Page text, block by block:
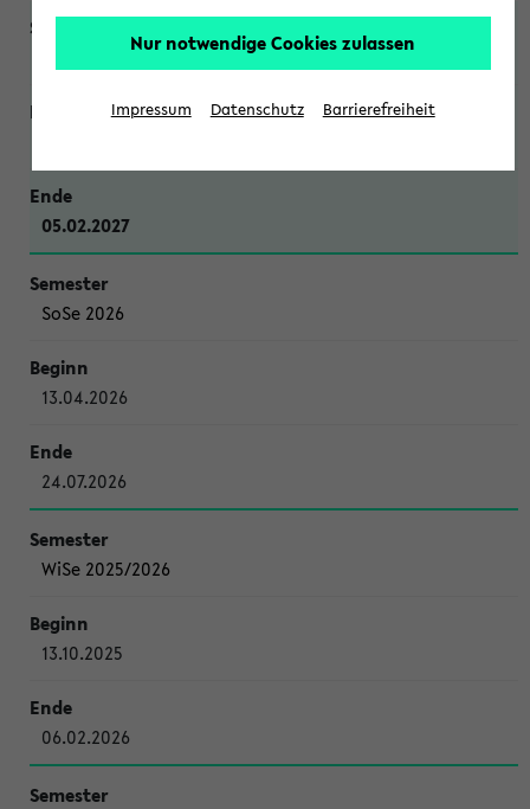
WiSe 2026/2027
05.02.2027
SoSe 2026
13.04.2026
24.07.2026
WiSe 2025/2026
13.10.2025
06.02.2026
Nur notwendige Cookies zulassen
Impressum Datenschutz Barrierefreiheit